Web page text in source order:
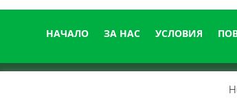
НАЧАЛО ЗА НАС УСЛОВИЯ